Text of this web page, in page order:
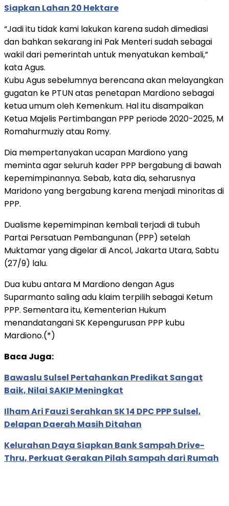
Siapkan Lahan 20 Hektare
“Jadi itu tidak kami lakukan karena sudah dimediasi
dan bahkan sekarang ini Pak Menteri sudah sebagai
wakil dari pemerintah untuk menyatukan kembali,”
kata Agus.
Kubu Agus sebelumnya berencana akan melayangkan
gugatan ke PTUN atas penetapan Mardiono sebagai
ketua umum oleh Kemenkum. Hal itu disampaikan
Ketua Majelis Pertimbangan PPP periode 2020-2025, M
Romahurmuziy atau Romy.
Dia mempertanyakan ucapan Mardiono yang
meminta agar seluruh kader PPP bergabung di bawah
kepemimpinannya. Sebab, kata dia, seharusnya
Maridono yang bergabung karena menjadi minoritas di
PPP.
Dualisme kepemimpinan kembali terjadi di tubuh
Partai Persatuan Pembangunan (PPP) setelah
Muktamar yang digelar di Ancol, Jakarta Utara, Sabtu
(27/9) lalu.
Dua kubu antara M Mardiono dengan Agus
Suparmanto saling adu klaim terpilih sebagai Ketum
PPP. Sementara itu, Kementerian Hukum
menandatangani SK Kepengurusan PPP kubu
Mardiono.(*)
Baca Juga:
Bawaslu Sulsel Pertahankan Predikat Sangat
Baik, Nilai SAKIP Meningkat
Ilham Ari Fauzi Serahkan SK 14 DPC PPP Sulsel,
Delapan Daerah Masih Ditahan
Kelurahan Daya Siapkan Bank Sampah Drive-
Thru, Perkuat Gerakan Pilah Sampah dari Rumah